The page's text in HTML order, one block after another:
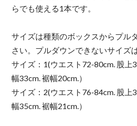
らでも使える1本です。
サイズは種類のボックスからプル
さい。プルダウンできないサイズ
サイズ：1(ウエスト72-80cm. 股上
幅33cm. 裾幅20cm.）
サイズ：2(ウエスト76-84cm. 股上
幅35cm. 裾幅21cm.）